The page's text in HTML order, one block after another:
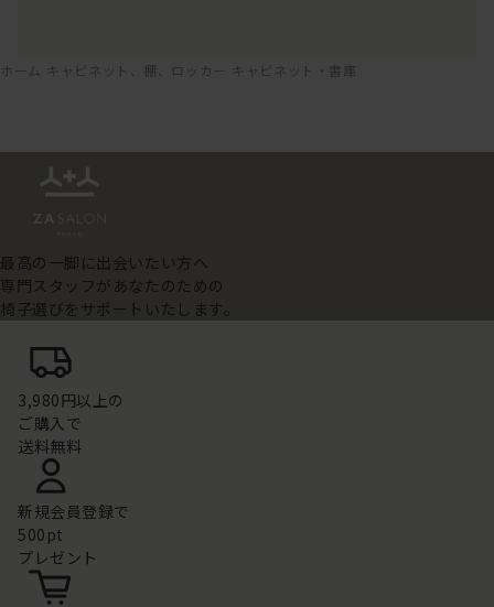
ホーム キャビネット、棚、ロッカー キャビネット・書庫
最高の一脚に出会いたい方へ
専門スタッフがあなたのための
椅子選びをサポートいたします。
3,980円以上の
ご購入で
送料無料
新規会員登録で
500pt
プレゼント